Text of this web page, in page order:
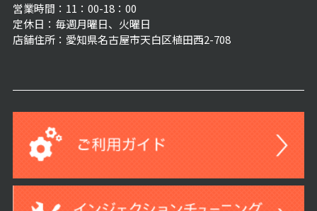
営業時間：11：00-18：00
定休日：毎週月曜日、火曜日
店舗住所：愛知県名古屋市天白区植田西2-708